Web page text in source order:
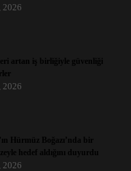
2026
artan iş birliğiyle güvenliği
2026
Hürmüz Boğazı’nda bir
hedef aldığını duyurdu
2026